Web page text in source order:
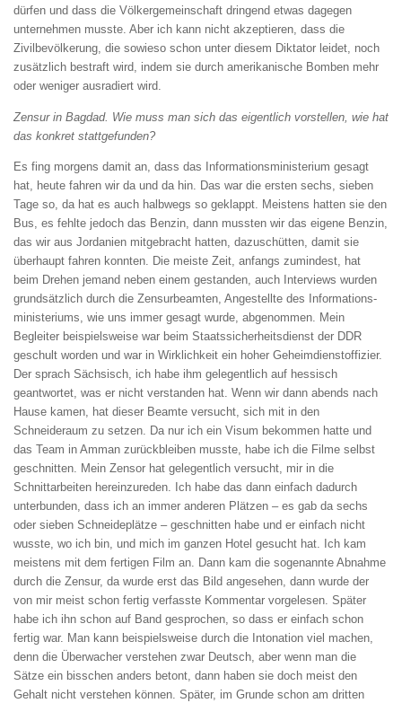
dürfen und dass die Völkergemeinschaft dringend etwas dagegen
unternehmen musste. Aber ich kann nicht akzeptieren, dass die
Zivilbevölkerung, die sowieso schon unter diesem Diktator leidet, noch
zusätzlich bestraft wird, indem sie durch amerikanische Bomben mehr
oder weniger ausradiert wird.
Zensur in Bagdad. Wie muss man sich das eigentlich vorstellen, wie hat
das konkret stattgefunden?
Es fing morgens damit an, dass das Informationsministerium gesagt
hat, heute fahren wir da und da hin. Das war die ersten sechs, sieben
Tage so, da hat es auch halbwegs so geklappt. Meistens hatten sie den
Bus, es fehlte jedoch das Benzin, dann mussten wir das eigene Benzin,
das wir aus Jordanien mitgebracht hatten, dazuschütten, damit sie
überhaupt fahren konnten. Die meiste Zeit, anfangs zumindest, hat
beim Drehen jemand neben einem gestanden, auch Interviews wurden
grundsätzlich durch die Zensurbeamten, Angestellte des Informations­
ministeriums, wie uns immer gesagt wurde, abgenommen. Mein
Begleiter beispielsweise war beim Staatssicherheitsdienst der DDR
geschult worden und war in Wirklichkeit ein hoher Geheimdienstoffizier.
Der sprach Sächsisch, ich habe ihm gelegentlich auf hessisch
geantwortet, was er nicht verstanden hat. Wenn wir dann abends nach
Hause kamen, hat dieser Beamte versucht, sich mit in den
Schneideraum zu setzen. Da nur ich ein Visum bekommen hatte und
das Team in Amman zurückbleiben musste, habe ich die Filme selbst
geschnitten. Mein Zensor hat gelegentlich versucht, mir in die
Schnittarbeiten hereinzureden. Ich habe das dann einfach dadurch
unterbunden, dass ich an immer anderen Plätzen – es gab da sechs
oder sieben Schneideplätze – geschnitten habe und er einfach nicht
wusste, wo ich bin, und mich im ganzen Hotel gesucht hat. Ich kam
meistens mit dem fertigen Film an. Dann kam die sogenannte Abnahme
durch die Zensur, da wurde erst das Bild angesehen, dann wurde der
von mir meist schon fertig verfasste Kommentar vorgelesen. Später
habe ich ihn schon auf Band gesprochen, so dass er einfach schon
fertig war. Man kann beispielsweise durch die Intonation viel machen,
denn die Überwacher verstehen zwar Deutsch, aber wenn man die
Sätze ein bisschen anders betont, dann haben sie doch meist den
Gehalt nicht verstehen können. Später, im Grunde schon am dritten